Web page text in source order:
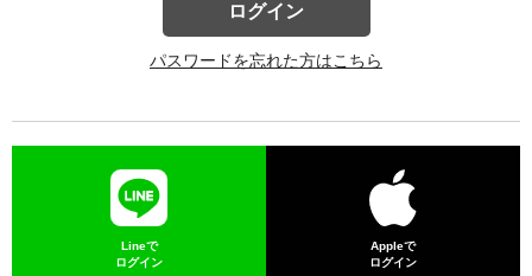
ログイン
パスワードを忘れた方はこちら
Lineで
ログイン
Appleで
ログイン